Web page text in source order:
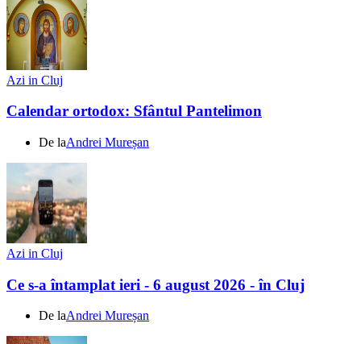
Azi in Cluj
Calendar ortodox: Sfântul Pantelimon
De laAndrei Mureșan
Azi in Cluj
Ce s-a întamplat ieri - 6 august 2026 - în Cluj
De laAndrei Mureșan